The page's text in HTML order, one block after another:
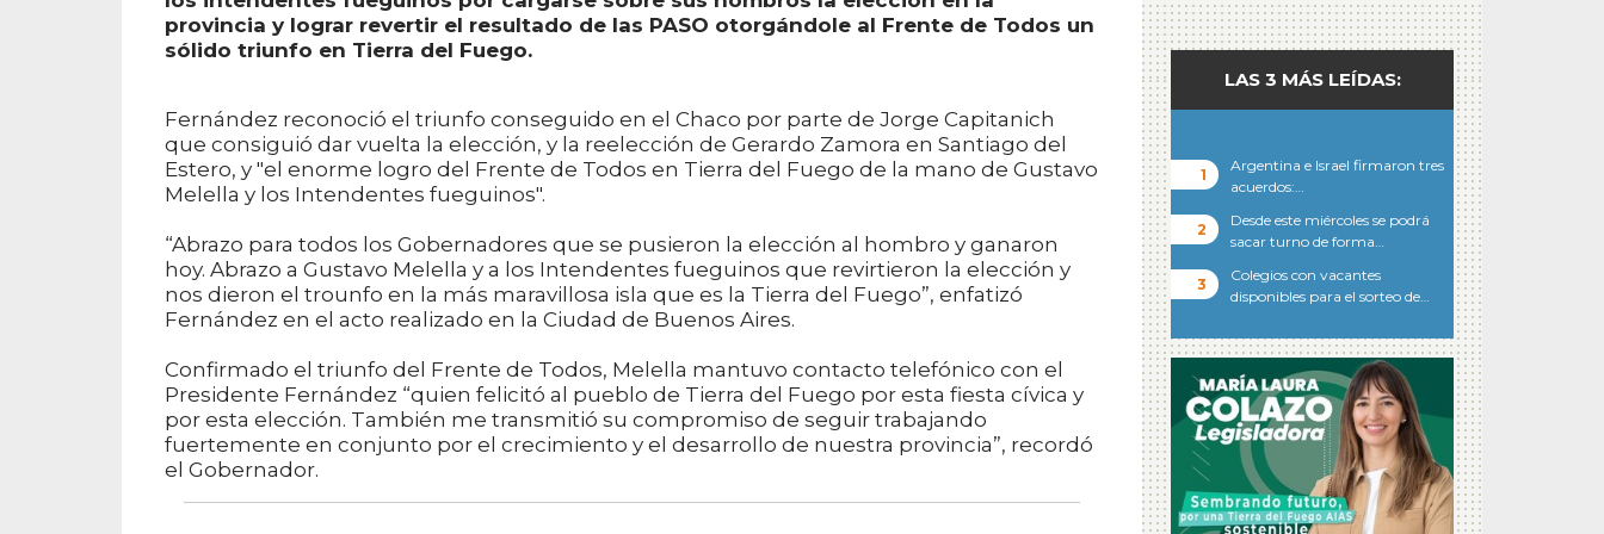
provincia y lograr revertir el resultado de las PASO otorgándole al Frente de Todos un
sólido triunfo en Tierra del Fuego.
Fernández reconoció el triunfo conseguido en el Chaco por parte de Jorge Capitanich
que consiguió dar vuelta la elección, y la reelección de Gerardo Zamora en Santiago del
Estero, y "el enorme logro del Frente de Todos en Tierra del Fuego de la mano de Gustavo
Melella y los Intendentes fueguinos".
“Abrazo para todos los Gobernadores que se pusieron la elección al hombro y ganaron
hoy. Abrazo a Gustavo Melella y a los Intendentes fueguinos que revirtieron la elección y
nos dieron el trounfo en la más maravillosa isla que es la Tierra del Fuego”, enfatizó
Fernández en el acto realizado en la Ciudad de Buenos Aires.
Confirmado el triunfo del Frente de Todos, Melella mantuvo contacto telefónico con el
Presidente Fernández “quien felicitó al pueblo de Tierra del Fuego por esta fiesta cívica y
por esta elección. También me transmitió su compromiso de seguir trabajando
fuertemente en conjunto por el crecimiento y el desarrollo de nuestra provincia”, recordó
el Gobernador.
LAS 3 MÁS LEÍDAS:
Argentina e Israel firmaron tres
acuerdos:…
Desde este miércoles se podrá
sacar turno de forma…
Colegios con vacantes
disponibles para el sorteo de…